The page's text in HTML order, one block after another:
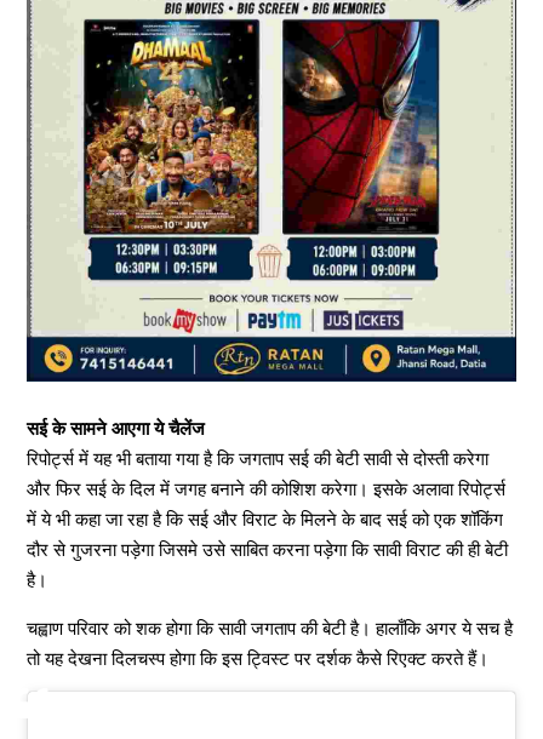
सई के सामने आएगा ये चैलेंज
रिपोर्ट्स में यह भी बताया गया है कि जगताप सई की बेटी सावी से दोस्ती करेगा
और फिर सई के दिल में जगह बनाने की कोशिश करेगा। इसके अलावा रिपोर्ट्स
में ये भी कहा जा रहा है कि सई और विराट के मिलने के बाद सई को एक शॉकिंग
दौर से गुजरना पड़ेगा जिसमे उसे साबित करना पड़ेगा कि सावी विराट की ही बेटी
है।
चह्वाण परिवार को शक होगा कि सावी जगताप की बेटी है। हालाँकि अगर ये सच है
तो यह देखना दिलचस्प होगा कि इस ट्विस्ट पर दर्शक कैसे रिएक्ट करते हैं।